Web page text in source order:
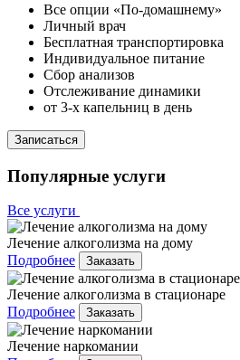
Все опции «По-домашнему»
Личный врач
Бесплатная транспортировка
Индивидуальное питание
Сбор анализов
Отслеживание динамики
от 3-х капельниц в день
Записаться
Популярные услуги
Все услуги
Лечение алкоголизма на дому
Подробнее
Заказать
Лечение алкоголизма в стационаре
Подробнее
Заказать
Лечение наркомании